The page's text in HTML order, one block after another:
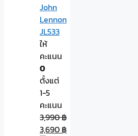
John
Lennon
JL533
ให้
คะแนน
0
ตั้งแต่
1-5
คะแนน
3,990฿
3,690 ฿